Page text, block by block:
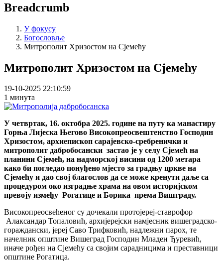
Breadcrumb
У фокусу
Богословље
Митрополит Хризостом на Сјемећу
Митрополит Хризостом на Сјемећу
19-10-2025 22:10:59
1 минута
У четвртак, 16. октобра 2025. године на путу ка манастиру
Горња Лијеска Његово Високопреосвештенство Господин
Хризостом, архиепископ сарајевско-сребренички и
митрополит дабробосански застао је у селу Сјемећ на
планини Сјемећ, на надморској висини од 1200 метара
како би погледао понуђено мјесто за градњу цркве на
Сјемећу и дао свој благослов да се може кренути даље са
процедуром око изградње храма на овом историјском
превоју између Рогатице и Борика према Вишграду.
Високопреосвећеног су дочекали протојереј-ставрофор
Алаксандар Топаловић, архијерејски намјесник вишеградско-
гораждански, јереј Саво Трифковић, надлежни парох, те
начелник општине Вишеград Господин Младен Ђуревић,
иначе рођен на Сјемећу са својим сарадницима и преставници
општине Рогатица.